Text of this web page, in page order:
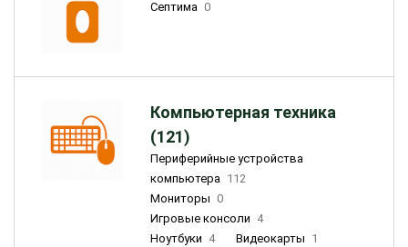
Септима 0
Компьютерная техника
(121)
Периферийные устройства
компьютера 112
Мониторы 0
Игровые консоли 4
Ноутбуки 4 Видеокарты 1